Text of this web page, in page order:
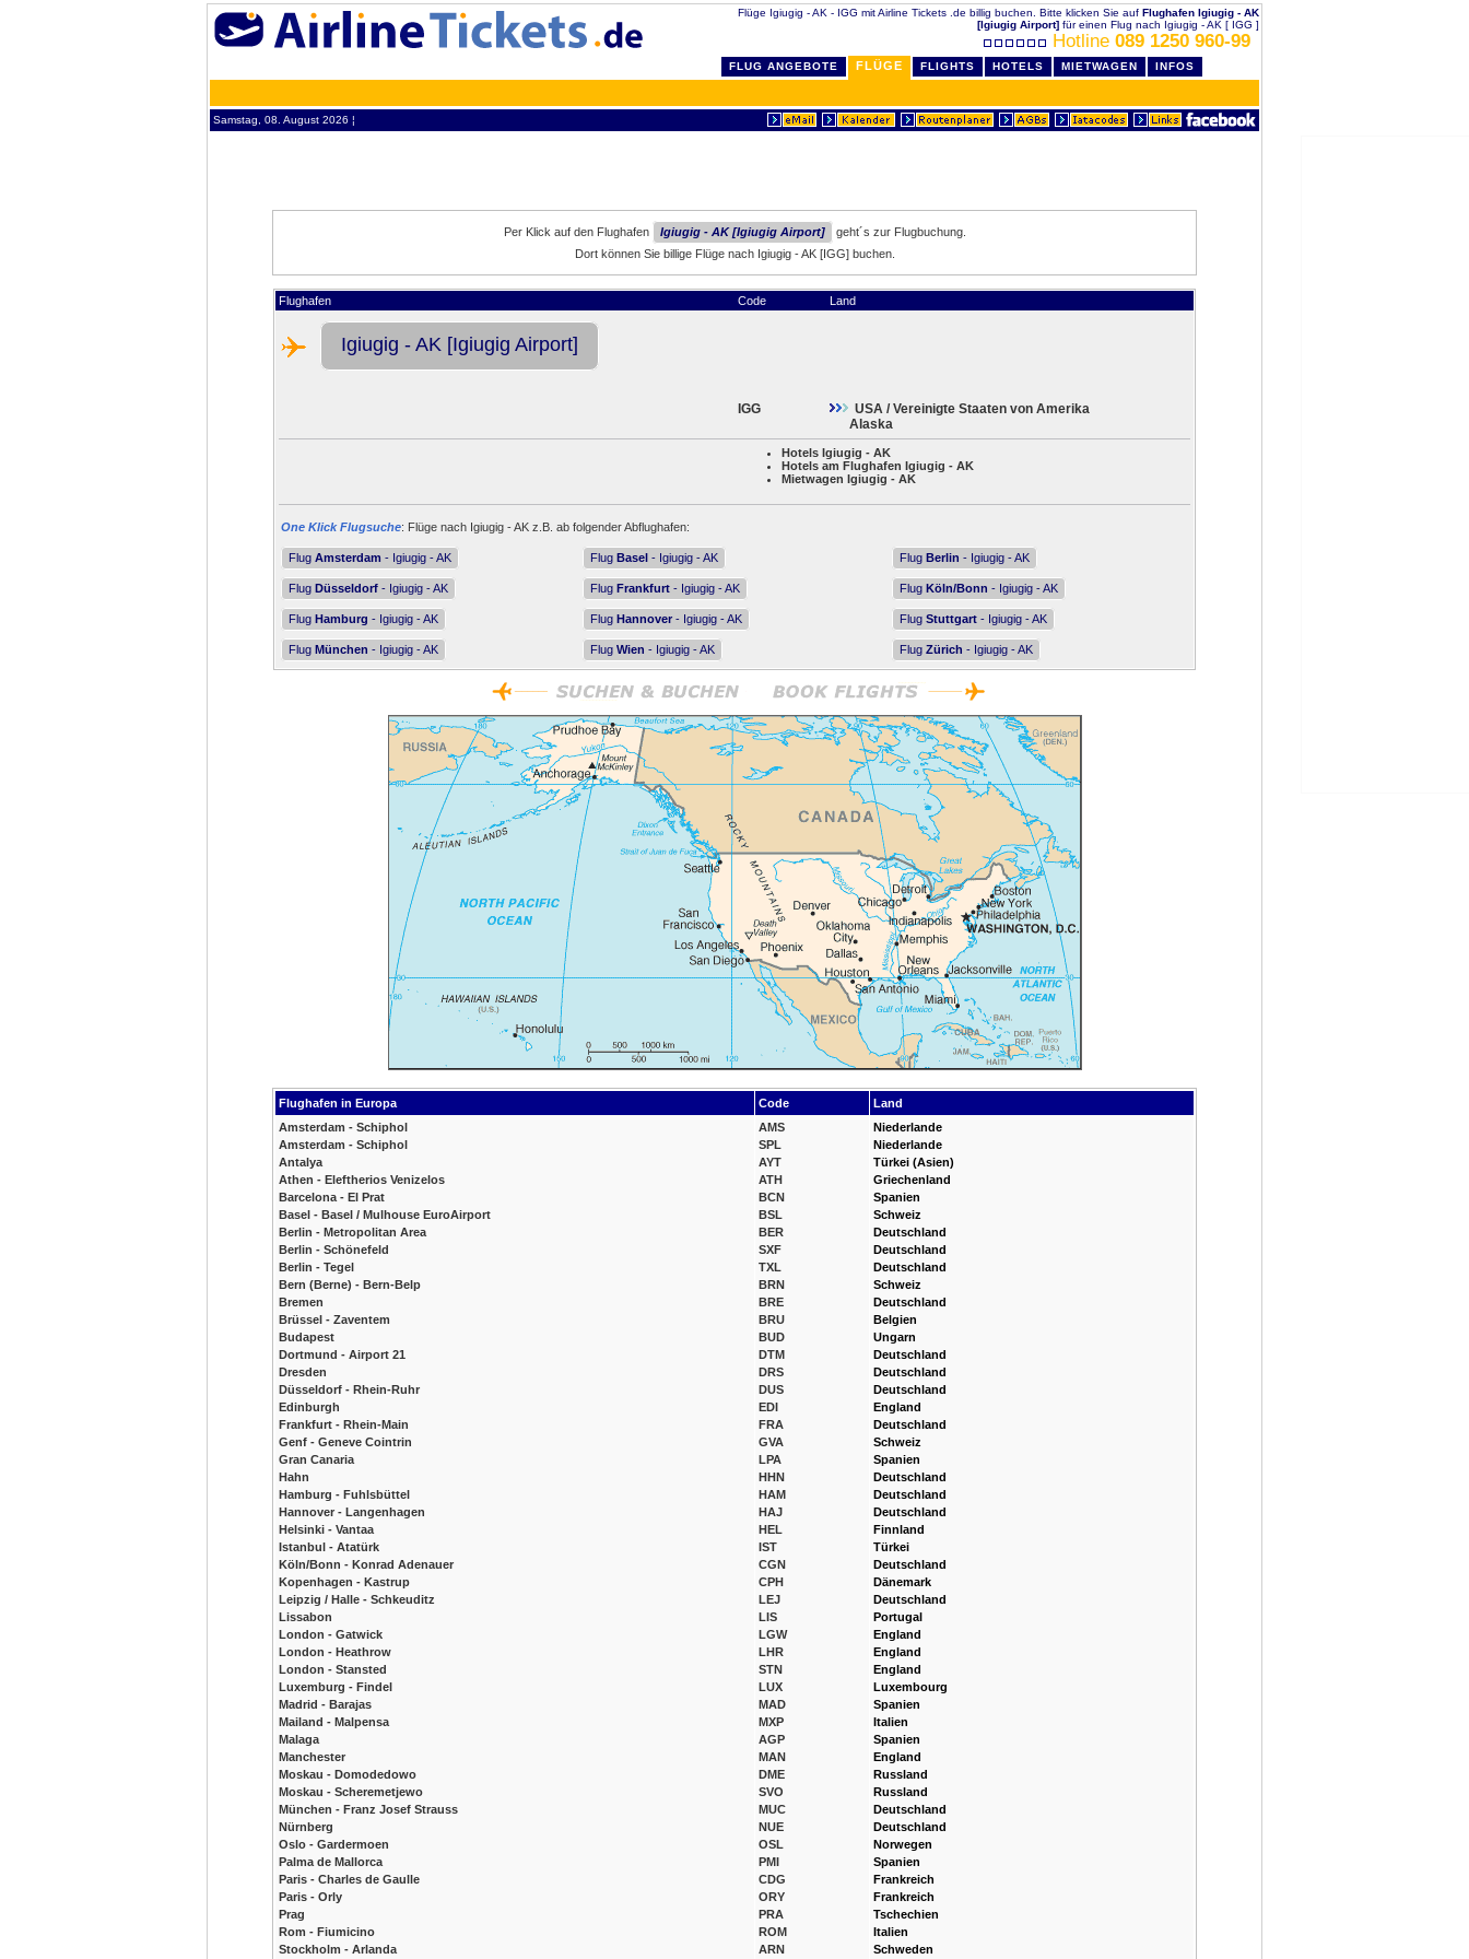
Flüge Igiugig - AK - IGG mit Airline Tickets .de billig buchen. Bitte klicken Sie auf Flughafen Igiugig - AK
[Igiugig Airport] für einen Flug nach Igiugig - AK [ IGG ]
Hotline 089 1250 960-99
FLUG ANGEBOTE FLÜGE FLIGHTS HOTELS MIETWAGEN INFOS
Samstag, 08. August 2026 ¦
Per Klick auf den Flughafen Igiugig - AK [Igiugig Airport]
geht´s zur Flugbuchung.
Dort können Sie billige Flüge nach Igiugig - AK [IGG] buchen.
Flughafen Code Land
Igiugig - AK [Igiugig Airport]
IGG
USA / Vereinigte Staaten von Amerika
Alaska
Hotels Igiugig - AK
Hotels am Flughafen Igiugig - AK
Mietwagen Igiugig - AK
One Klick Flugsuche: Flüge nach Igiugig - AK z.B. ab folgender Abflughafen:
Flug Amsterdam - Igiugig - AK Flug Basel - Igiugig - AK Flug Berlin - Igiugig - AK
Flug Düsseldorf - Igiugig - AK Flug Frankfurt - Igiugig - AK Flug Köln/Bonn - Igiugig - AK
Flug Hamburg - Igiugig - AK Flug Hannover - Igiugig - AK Flug Stuttgart - Igiugig - AK
Flug München - Igiugig - AK Flug Wien - Igiugig - AK Flug Zürich - Igiugig - AK
Flughafen in Europa Code
Land
Amsterdam - Schiphol
Amsterdam - Schiphol
Antalya
Athen - Eleftherios Venizelos
Barcelona - El Prat
Basel - Basel / Mulhouse EuroAirport
Berlin - Metropolitan Area
Berlin - Schönefeld
Berlin - Tegel
Bern (Berne) - Bern-Belp
Bremen
Brüssel - Zaventem
Budapest
Dortmund - Airport 21
Dresden
Düsseldorf - Rhein-Ruhr
Edinburgh
Frankfurt - Rhein-Main
Genf - Geneve Cointrin
Gran Canaria
Hahn
Hamburg - Fuhlsbüttel
Hannover - Langenhagen
Helsinki - Vantaa
Istanbul - Atatürk
Köln/Bonn - Konrad Adenauer
Kopenhagen - Kastrup
Leipzig / Halle - Schkeuditz
Lissabon
London - Gatwick
London - Heathrow
London - Stansted
Luxemburg - Findel
Madrid - Barajas
Mailand - Malpensa
Malaga
Manchester
Moskau - Domodedowo
Moskau - Scheremetjewo
München - Franz Josef Strauss
Nürnberg
Oslo - Gardermoen
Palma de Mallorca
Paris - Charles de Gaulle
Paris - Orly
Prag
Rom - Fiumicino
Stockholm - Arlanda
AMS
SPL
AYT
ATH
BCN
BSL
BER
SXF
TXL
BRN
BRE
BRU
BUD
DTM
DRS
DUS
EDI
FRA
GVA
LPA
HHN
HAM
HAJ
HEL
IST
CGN
CPH
LEJ
LIS
LGW
LHR
STN
LUX
MAD
MXP
AGP
MAN
DME
SVO
MUC
NUE
OSL
PMI
CDG
ORY
PRA
ROM
ARN
Niederlande
Niederlande
Türkei (Asien)
Griechenland
Spanien
Schweiz
Deutschland
Deutschland
Deutschland
Schweiz
Deutschland
Belgien
Ungarn
Deutschland
Deutschland
Deutschland
England
Deutschland
Schweiz
Spanien
Deutschland
Deutschland
Deutschland
Finnland
Türkei
Deutschland
Dänemark
Deutschland
Portugal
England
England
England
Luxembourg
Spanien
Italien
Spanien
England
Russland
Russland
Deutschland
Deutschland
Norwegen
Spanien
Frankreich
Frankreich
Tschechien
Italien
Schweden